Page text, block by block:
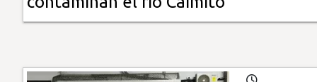
Impreso